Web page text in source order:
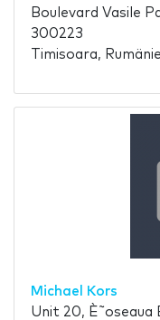
Boulevard Vasile
300223
Timisoara,
Michael Kors
Unit 20,